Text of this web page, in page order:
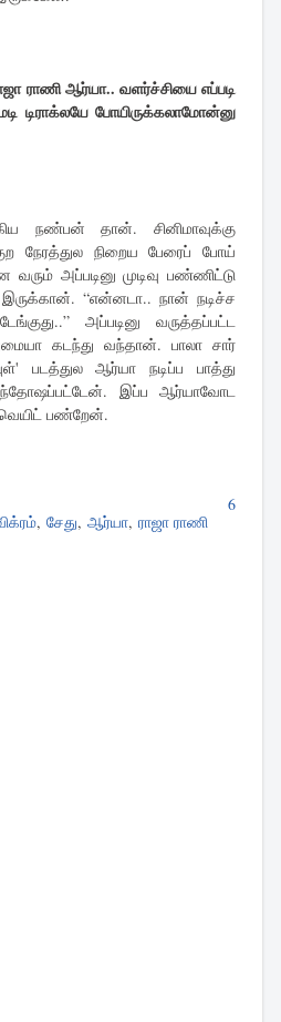
ராணி ஆர்யா.. வளர்ச்சியை எப்படி
டிராக்லயே போயிருக்கலாமோன்னு
நண்பன் தான். சினிமாவுக்கு
நேரத்துல நிறைய பேரைப் போய்
அப்படினு முடிவு பண்ணிட்டு
“என்னடா.. நான் நடிச்ச
அப்படினு வருத்தப்பட்ட
கடந்து வந்தான். பாலா சார்
படத்துல ஆர்யா நடிப்ப பாத்து
இப்ப ஆர்யாவோட
வெயிட் பண்றேன்.
6
, சேது, ஆர்யா, ராஜா ராணி